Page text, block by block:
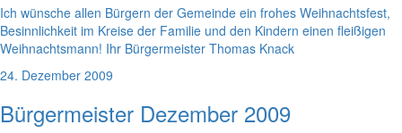
Ich wünsche allen Bürgern der Gemeinde ein frohes Weihnachtsfest,
Besinnlichkeit im Kreise der Familie und den Kindern einen fleißigen
Weihnachtsmann! Ihr Bürgermeister Thomas Knack
24. Dezember 2009
Bürgermeister Dezember 2009